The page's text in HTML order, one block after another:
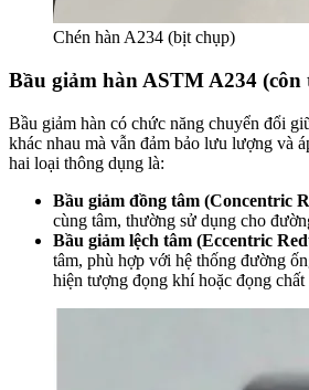
Chén hàn A234 (bịt chụp)
Bầu giảm hàn ASTM A234 (côn
Bầu giảm hàn có chức năng chuyển đổi
khác nhau mà vẫn đảm bảo lưu lượng và
hai loại thông dụng là:
Bầu giảm đồng tâm (Concentric
cùng tâm, thường sử dụng cho
Bầu giảm lệch tâm (Eccentric
tâm, phù hợp với hệ thống đường
hiện tượng đọng khí hoặc đọng chất